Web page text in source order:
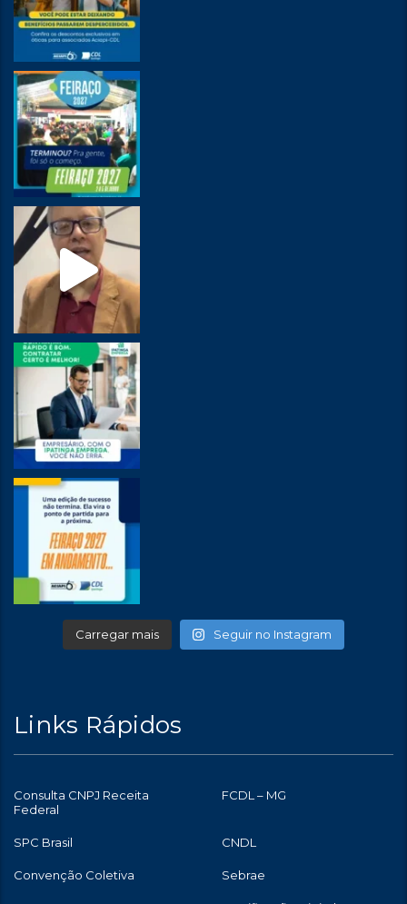
Carregar mais Seguir no Instagram
Links Rápidos
Consulta CNPJ Receita
Federal
FCDL – MG
SPC Brasil CNDL
Convenção Coletiva Sebrae